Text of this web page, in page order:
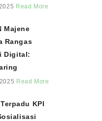
Read More
Majene
Rangas
Digital:
Read More
KPI